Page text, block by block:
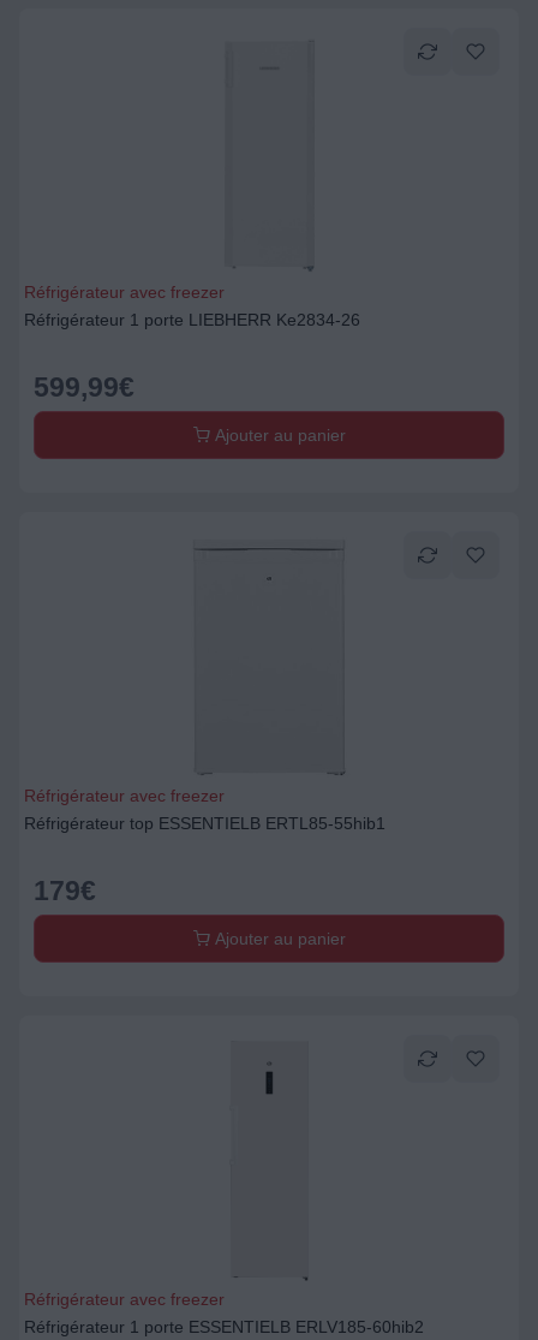
Réfrigérateur avec freezer
Réfrigérateur 1 porte LIEBHERR Ke2834-26
599,99€
Ajouter au panier
Réfrigérateur avec freezer
Réfrigérateur top ESSENTIELB ERTL85-55hib1
179€
Ajouter au panier
Réfrigérateur avec freezer
Réfrigérateur 1 porte ESSENTIELB ERLV185-60hib2